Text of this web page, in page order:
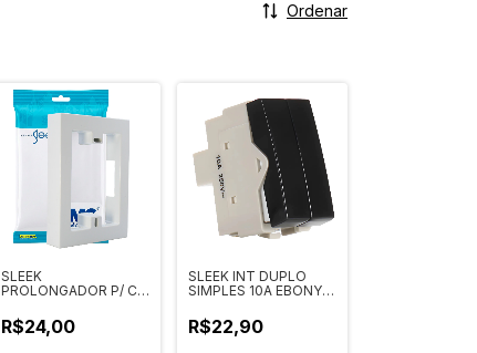
Ordenar
SLEEK
PROLONGADOR P/ CX
22232
R$24,00
SLEEK INT DUPLO
SIMPLES 10A EBONY
R$22,90